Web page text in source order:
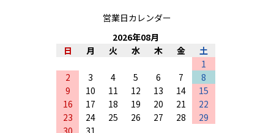
営業日カレンダー
2026年08月
日
月 火 水 木 金
土
1
2
3 4 5 6 7
8
9
10 11 12 13 14
15
16
17 18 19 20 21
22
23
24 25 26 27 28
29